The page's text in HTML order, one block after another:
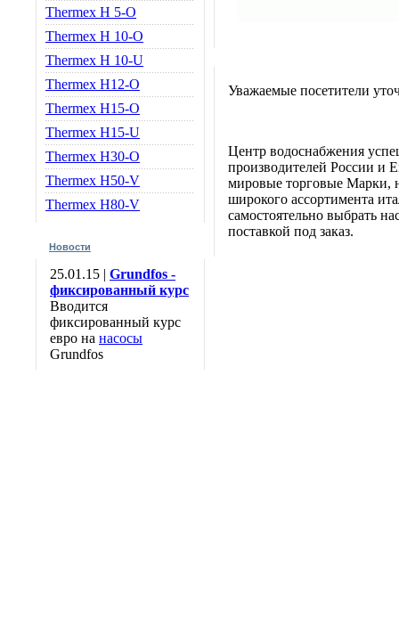
Thermex H 5-O
Thermex H 10-O
Thermex H 10-U
Thermex H12-O
Thermex H15-O
Thermex H15-U
Thermex H30-O
Thermex Н50-V
Thermex Н80-V
Новости
25.01.15 | Grundfos -
фиксированный курс
Вводится
фиксированный курс
евро на насосы
Grundfos
Уважаемые посетители
Центр водоснабжения
производителей России и
мировые торговые Марки,
широкого ассортимента
самостоятельно выбрать
поставкой под заказ.